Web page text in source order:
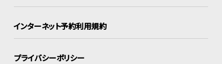
インターネット予約利用規約
プライバシーポリシー